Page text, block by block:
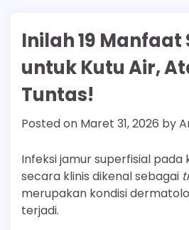
Inilah 19 Manfaat
untuk Kutu Air,
Tuntas!
Posted on Maret 31, 2026 by
Infeksi jamur superfisial pada
secara klinis dikenal sebagai
merupakan kondisi
terjadi.